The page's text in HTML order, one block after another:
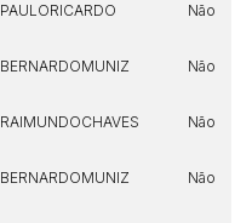
PAULORICARDO Não
BERNARDOMUNIZ Não
RAIMUNDOCHAVES Não
BERNARDOMUNIZ Não